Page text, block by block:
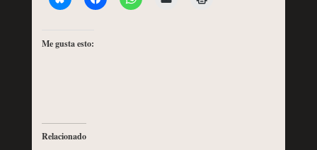
Me gusta esto:
Relacionado